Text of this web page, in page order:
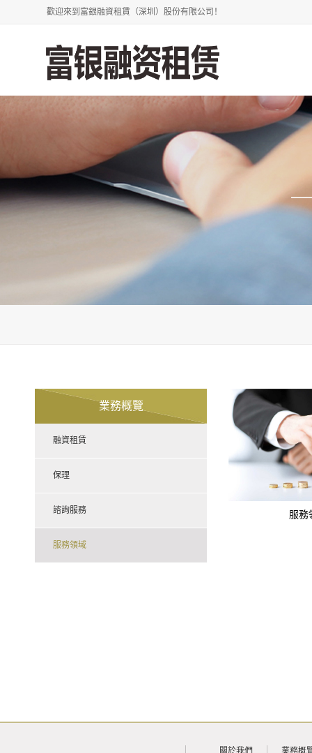
歡迎來到富銀融資租賃（深圳）股份有限公司！
業務概覽
融資租賃
保理
諮詢服務
服務領域
服務
關於我們 業務概